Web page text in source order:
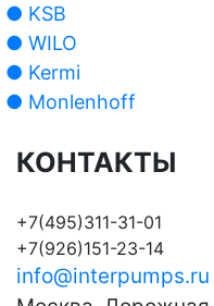
● KSB
● WILO
● Kermi
● Monlenhoff
КОНТАКТЫ
+7(495)311-31-01
+7(926)151-23-14
info@interpumps.ru